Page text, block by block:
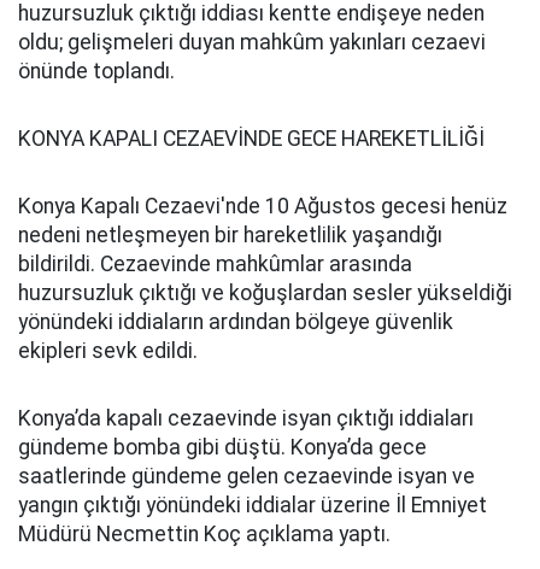
huzursuzluk çıktığı iddiası kentte endişeye neden
oldu; gelişmeleri duyan mahkûm yakınları cezaevi
önünde toplandı.
KONYA KAPALI CEZAEVİNDE GECE HAREKETLİLİĞİ
Konya Kapalı Cezaevi'nde 10 Ağustos gecesi henüz
nedeni netleşmeyen bir hareketlilik yaşandığı
bildirildi. Cezaevinde mahkûmlar arasında
huzursuzluk çıktığı ve koğuşlardan sesler yükseldiği
yönündeki iddiaların ardından bölgeye güvenlik
ekipleri sevk edildi.
Konya’da kapalı cezaevinde isyan çıktığı iddiaları
gündeme bomba gibi düştü. Konya’da gece
saatlerinde gündeme gelen cezaevinde isyan ve
yangın çıktığı yönündeki iddialar üzerine İl Emniyet
Müdürü Necmettin Koç açıklama yaptı.